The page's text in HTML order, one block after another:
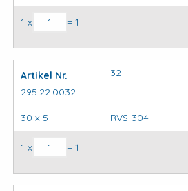
Kapbeugels DIN3567 (stel) model
1 x = 1
Artikel Nr.
295.22.0032
32
30 x 5 RVS-304
Kapbeugels DIN3567 (stel) model
1 x = 1